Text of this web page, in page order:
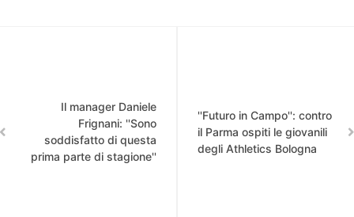
Il manager Daniele
Frignani: ''Sono
soddisfatto di questa
prima parte di stagione''
''Futuro in Campo'': contro
il Parma ospiti le giovanili
degli Athletics Bologna